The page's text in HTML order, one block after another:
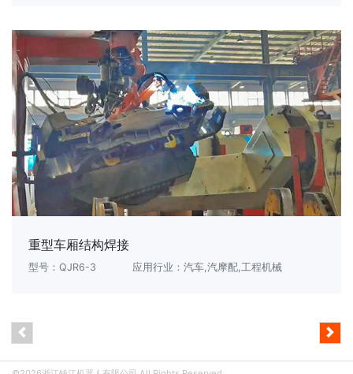
重型车厢结构焊接
型号：QJR6-3 应用行业：汽车,汽摩配,工程机械